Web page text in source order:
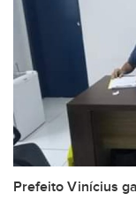
Prefeito Vinícius